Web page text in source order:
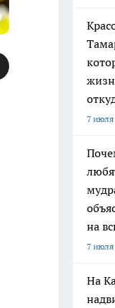
7 июля
на
7 июля
На